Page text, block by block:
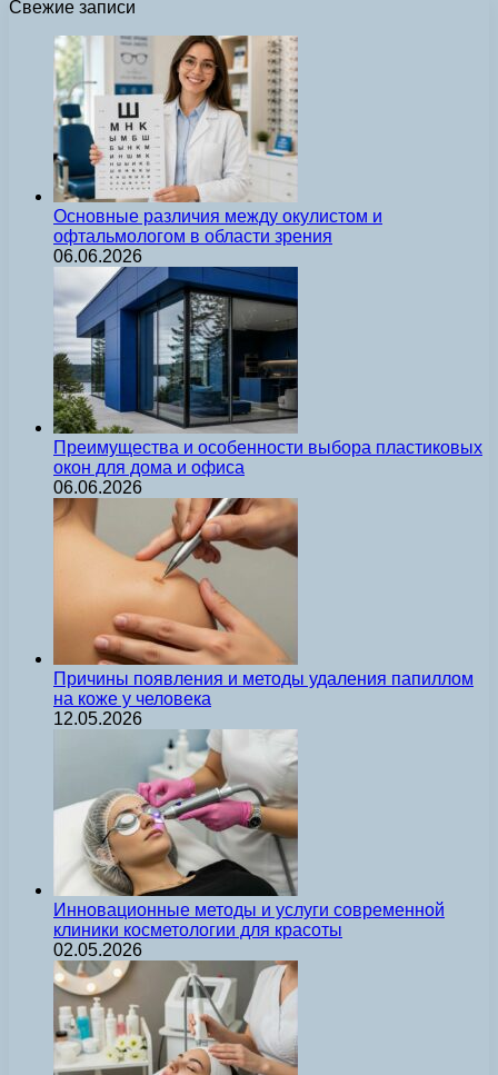
Свежие записи
Основные различия между окулистом и
офтальмологом в области зрения
06.06.2026
Преимущества и особенности выбора пластиковых
окон для дома и офиса
06.06.2026
Причины появления и методы удаления папиллом
на коже у человека
12.05.2026
Инновационные методы и услуги современной
клиники косметологии для красоты
02.05.2026